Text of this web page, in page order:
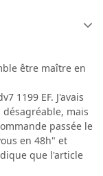
être maître en
1199 EF. J'avais
mais
passée le
en 48h" et
que l'article